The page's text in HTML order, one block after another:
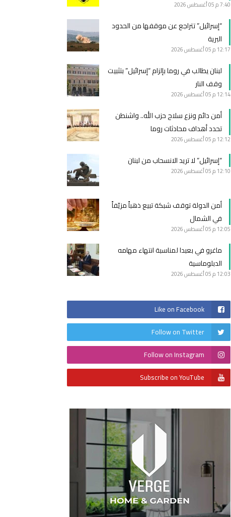
7:40 م 05 أغسطس 2026
“إسرائيل” تتراجع عن موقفها من الحدود
البرية
12:17 م 05 أغسطس 2026
لبنان يطالب في روما بإلزام “إسرائيل” بتثبيت
وقف النار
12:14 م 05 أغسطس 2026
أمن دائم ونزع سلاح حزب الله.. واشنطن
تحدد أهداف محادثات روما
12:12 م 05 أغسطس 2026
“إسرائيل” لا تريد الانسحاب من لبنان
12:10 م 05 أغسطس 2026
أمن الدولة توقف شبكة تبيع ذهباً مزيّفاً
في الشمال
12:05 م 05 أغسطس 2026
ماغرو في بعبدا لمناسبة انتهاء مهامه
الدبلوماسية
12:03 م 05 أغسطس 2026
Like on Facebook
Follow on Twitter
Follow on Instagram
Subscribe on YouTube